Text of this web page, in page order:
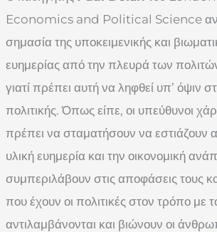
Economics and Political Science
σημασία της υποκειμενικής και
ευημερίας από την πλευρά των
γιατί πρέπει αυτή να ληφθεί υπ’ όψιν
πολιτικής. Όπως είπε, οι υπεύθυνοι
πρέπει να σταματήσουν να εστιάζουν
υλική ευημερία και την οικονομική
συμπεριλάβουν στις αποφάσεις τους
που έχουν οι πολιτικές στον τρόπο με
αντιλαμβάνονται και βιώνουν οι